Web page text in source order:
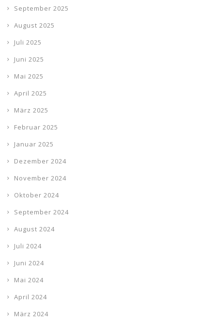
September 2025
August 2025
Juli 2025
Juni 2025
Mai 2025
April 2025
März 2025
Februar 2025
Januar 2025
Dezember 2024
November 2024
Oktober 2024
September 2024
August 2024
Juli 2024
Juni 2024
Mai 2024
April 2024
März 2024